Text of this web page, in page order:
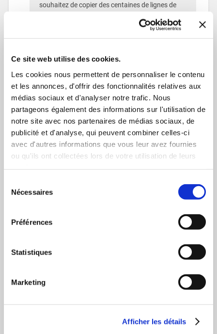
Ce site web utilise des cookies.
Les cookies nous permettent de personnaliser le contenu
et les annonces, d'offrir des fonctionnalités relatives aux
médias sociaux et d'analyser notre trafic. Nous
partageons également des informations sur l'utilisation de
notre site avec nos partenaires de médias sociaux, de
publicité et d'analyse, qui peuvent combiner celles-ci
avec d'autres informations que vous leur avez fournies
ou qu'ils ont collectées lors de votre utilisation de leurs
Nécessaires
Préférences
Statistiques
Marketing
Afficher les détails
souhaitez de copier des centaines de lignes de
j’ai signée. Il a écrit cent fois : » je copie sans foi :
l’école née sous la troisième république. Notre
pour moi l’écridure se fout de l’ortograve. Prenez
soin de vos écrits, de votre orthographe mais
surtout de vous
A.G.
RÉPONDRE
Merci pour votre avis Albert !
Jacquy Mengal
Cher Sanchez,
Visiblement vous gardez un assez mauvais souvenir
langues évoluent et la langue française n’échappe